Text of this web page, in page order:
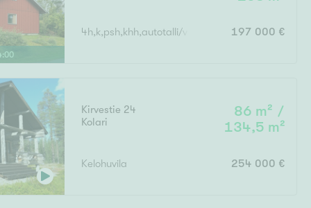
:00
4h,k,psh,khh,autotalli/varasto 197 000 €
Kirvestie 24
Kolari
86 m² /
134,5 m²
Kelohuvila 254 000 €